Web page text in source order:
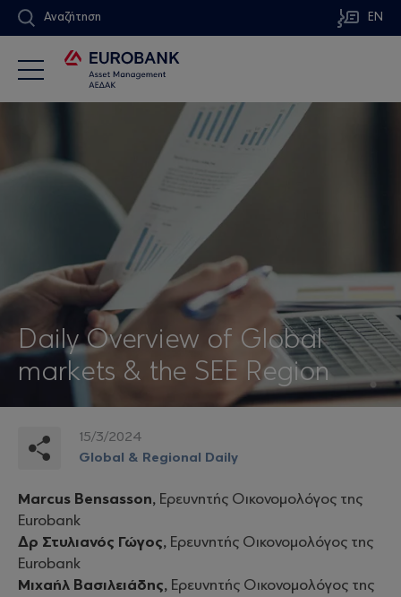
Αναζήτηση EN
Daily Overview of Global
markets & the SEE Region
15/3/2024
Global & Regional Daily
Marcus Bensasson, Ερευνητής Οικονομολόγος της
Eurobank
Δρ Στυλιανός Γώγος, Ερευνητής Οικονομολόγος της
Eurobank
Μιχαήλ Βασιλειάδης, Ερευνητής Οικονομολόγος της